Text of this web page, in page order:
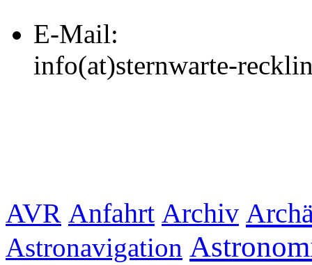
E-Mail:
info(at)sternwarte-
AVR Anfahrt Archiv
Astronavigation